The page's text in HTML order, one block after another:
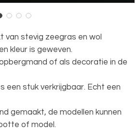
van stevig zeegras en wol
kleur is geweven.
of als decoratie in de
een stuk verkrijgbaar. Echt een
gemaakt, de modellen kunnen
of model.